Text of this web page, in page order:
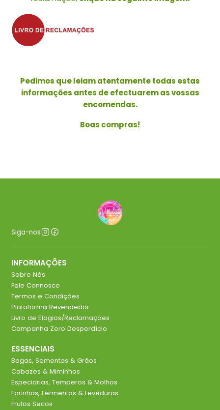
Pedimos que leiam atentamente todas estas
informações antes de efectuarem as vossas
encomendas.
Boas compras!
Siga-nos
INFORMAÇÕES
Sobre Nós
Fale Connosco
Termos e Condições
Plataforma Revendedor
Livro de Elogios/Reclamações
Campanha Zero Desperdício
ESSENCIAIS
Bagas, Sementes & Grãos
Cabazes & Miminhos
Especiarias, Temperos & Molhos
Farinhas, Fermentos & Leveduras
Frutos Secos